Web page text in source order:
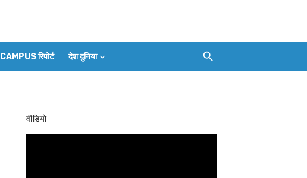
CAMPUS रिपोर्ट देश दुनिया
वीडियो